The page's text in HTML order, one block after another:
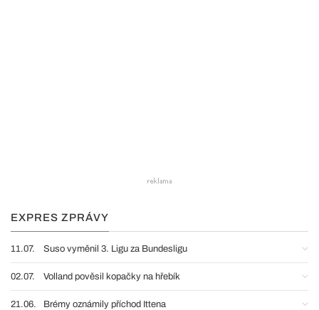
EXPRES ZPRÁVY
11.07. Suso vyměnil 3. Ligu za Bundesligu
02.07. Volland pověsil kopačky na hřebík
21.06. Brémy oznámily příchod Ittena